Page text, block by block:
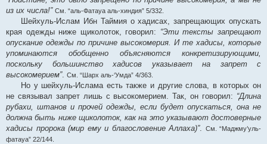
из их числа!” См. “аль-Фатауа аль-хиндия” 5/332.
Шейхуль-Ислам Ибн Таймия о хадисах, запрещающих опускать
края одежды ниже щиколоток, говорил: “Эти тексты запрещают
опускание одежды по причине высокомерия. И те хадисы, которые
упоминаются обобщенно объясняются конкретизирующими,
поскольку большинство хадисов указывает на запрет с
высокомерием”. См. “Шарх аль-‘Умда” 4/363.
Но у шейхуль-Ислама есть также и другие слова, в которых он
не связывал запрет лишь с высокомерием. Так, он говорил: “Длина
рубахи, штанов и прочей одежды, если будет опускаться, она не
должна быть ниже щиколоток, как на это указывают достоверные
хадисы пророка (мир ему и благословение Аллаха)”. См. “Маджму’уль-
фатауа” 22/144.